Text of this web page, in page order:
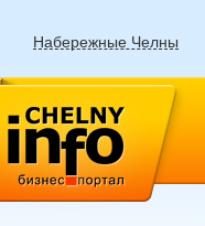
Набережные Челны